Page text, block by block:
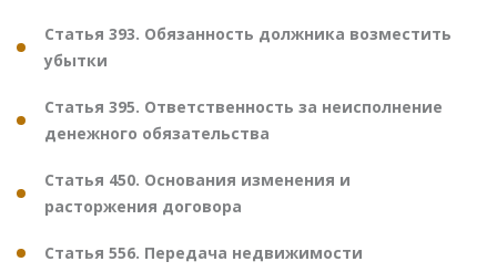
Статья 393. Обязанность должника возместить
убытки
Статья 395. Ответственность за неисполнение
денежного обязательства
Статья 450. Основания изменения и
расторжения договора
Статья 556. Передача недвижимости